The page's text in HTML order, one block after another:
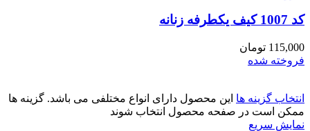
کد 1007 کیف یکطرفه زنانه
115,000 تومان
فروخته شده
انتخاب گزینه ها این محصول دارای انواع مختلفی می باشد. گزینه ها
ممکن است در صفحه محصول انتخاب شوند
نمایش سریع